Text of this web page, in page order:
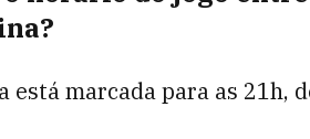
está marcada para as 21h,